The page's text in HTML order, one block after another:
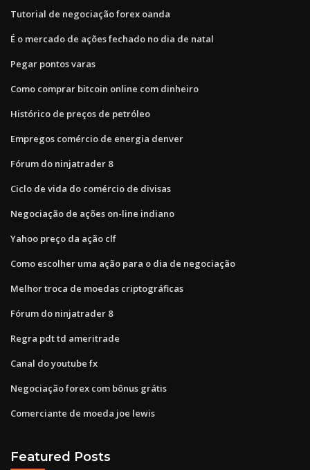
Tutorial de negociação forex oanda
É o mercado de ações fechado no dia de natal
Pegar pontos varas
Como comprar bitcoin online com dinheiro
Histórico de preços de petróleo
Empregos comércio de energia denver
Fórum do ninjatrader 8
Ciclo de vida do comércio de divisas
Negociação de ações on-line indiano
Yahoo preço da ação clf
Como escolher uma ação para o dia de negociação
Melhor troca de moedas criptográficas
Fórum do ninjatrader 8
Regra pdt td ameritrade
Canal do youtube fx
Negociação forex com bônus grátis
Comerciante de moeda joe lewis
Featured Posts